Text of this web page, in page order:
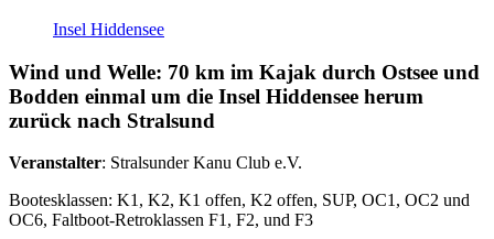
Insel Hiddensee
Wind und Welle: 70 km im Kajak durch Ostsee und
Bodden einmal um die Insel Hiddensee herum
zurück nach Stralsund
Veranstalter: Stralsunder Kanu Club e.V.
Bootesklassen: K1, K2, K1 offen, K2 offen, SUP, OC1, OC2 und
OC6, Faltboot-Retroklassen F1, F2, und F3